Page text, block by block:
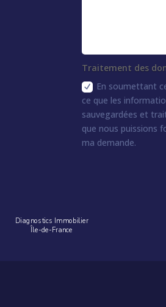
Traitement des
En soumettant
ce que les
sauvegardées et
que nous puissions
ma demande.
Diagnostics Immobilier
Île-de-France